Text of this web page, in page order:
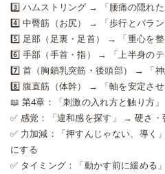
3️⃣ ハムストリング → 「腰痛の隠れ
4️⃣ 中臀筋（お尻）
→ 「歩行とバラン
5️⃣ 足部（足裏・足首）
→ 「重心を整
6️⃣ 手部（手首・指）
→ 「上半身のテ
7️⃣ 首（胸鎖乳突筋・後頭部）
→ 「神
8️⃣ 腹直筋（体幹）
→ 「軸を安定させ
📖 第4章：「刺激の入れ方と触り方」
✅ 感覚：「違和感を探す」 → 硬さ・
✅ 力加減：「押すんじゃない、導く
にする
✅ タイミング：「動かす前に緩める